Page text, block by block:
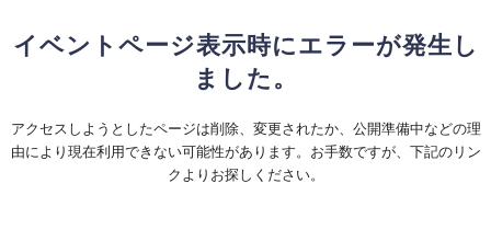
イベントページ表示時にエラーが発生し
ました。
アクセスしようとしたページは削除、変更されたか、公開準備中などの理
由により現在利用できない可能性があります。お手数ですが、下記のリン
クよりお探しください。